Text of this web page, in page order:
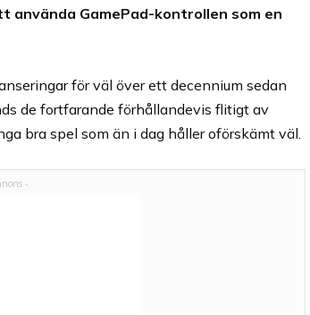
använda GamePad-kontrollen som en
för väl över ett decennium sedan
de fortfarande förhållandevis flitigt av
bra spel som än i dag håller oförskämt väl.